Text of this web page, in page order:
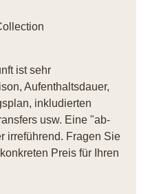
ist sehr
Aufenthaltsdauer,
inkludierten
usw. Eine "ab-
irreführend. Fragen Sie
Preis für Ihren